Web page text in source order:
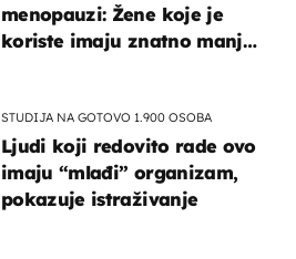
menopauzi: Žene koje je
koriste imaju znatno manji
STUDIJA NA GOTOVO 1.900 OSOBA
Ljudi koji redovito rade ovo
imaju “mlađi” organizam,
pokazuje istraživanje